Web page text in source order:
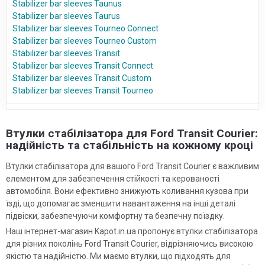
Stabilizer bar sleeves Taunus
Stabilizer bar sleeves Taurus
Stabilizer bar sleeves Tourneo Connect
Stabilizer bar sleeves Tourneo Custom
Stabilizer bar sleeves Transit
Stabilizer bar sleeves Transit Connect
Stabilizer bar sleeves Transit Custom
Stabilizer bar sleeves Transit Tourneo
Втулки стабілізатора для Ford Transit Courier:
надійність та стабільність на кожному кроці
Втулки стабілізатора для вашого Ford Transit Courier є важливим
елементом для забезпечення стійкості та керованості
автомобіля. Вони ефективно знижують коливання кузова при
їзді, що допомагає зменшити навантаження на інші деталі
підвіски, забезпечуючи комфортну та безпечну поїздку.
Наш інтернет-магазин Kapot.in.ua пропонує втулки стабілізатора
для різних поколінь Ford Transit Courier, відрізняючись високою
якістю та надійністю. Ми маємо втулки, що підходять для